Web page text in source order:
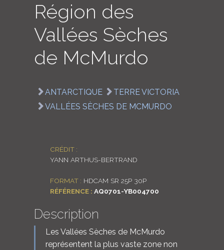
ENGLISH
Région des
Vallées Sèches
de McMurdo
ANTARCTIQUE
TERRE VICTORIA
VALLÉES SÈCHES DE MCMURDO
CRÉDIT :
YANN ARTHUS-BERTRAND
FORMAT : HDCAM SR 25P 30P
RÉFÉRENCE : AQ0701-YB004700
Description
Les Vallées Sèches de McMurdo
représentent la plus vaste zone non